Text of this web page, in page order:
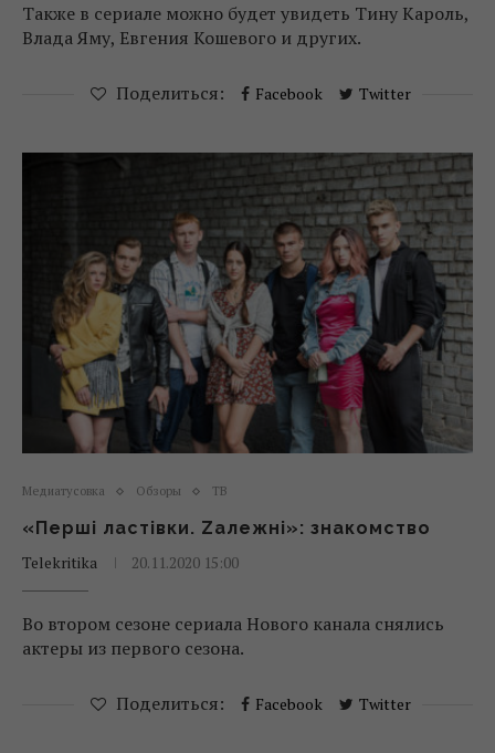
Также в сериале можно будет увидеть Тину Кароль,
Влада Яму, Евгения Кошевого и других.
Поделиться: Facebook Twitter
Медиатусовка Обзоры ТВ
«Перші ластівки. Zалежні»: знакомство
Telekritika
20.11.2020 15:00
Во втором сезоне сериала Нового канала снялись
актеры из первого сезона.
Поделиться: Facebook Twitter